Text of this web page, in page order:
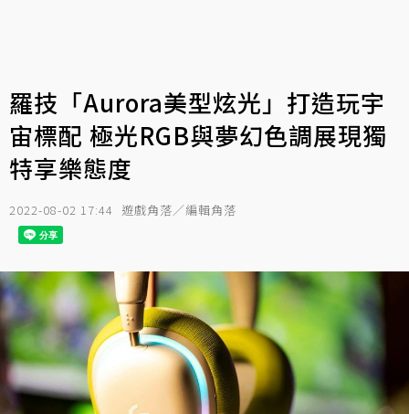
羅技「Aurora美型炫光」打造玩宇
宙標配 極光RGB與夢幻色調展現獨
特享樂態度
2022-08-02 17:44 遊戲角落／編輯角落